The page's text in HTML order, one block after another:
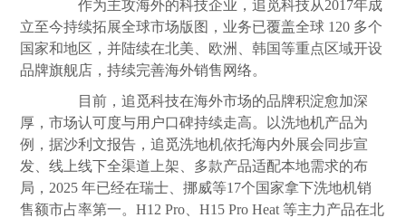
作为主攻海外的科技企业，追觅科技从2017年成
立至今持续拓展全球市场版图，业务已覆盖全球 120 多个
国家和地区，并陆续在北美、欧洲、韩国等重点区域开设
品牌旗舰店，持续完善海外销售网络。
目前，追觅科技在海外市场的品牌积淀愈加深
厚，市场认可度与用户口碑持续走高。以洗地机产品为
例，据沙利文报告，追觅洗地机依托海内外展会同步宣
发、线上线下全渠道上架、多款产品适配本地需求的布
局，2025 年已经在瑞士、挪威等17个国家拿下洗地机销
售额市占率第一。H12 Pro、H15 Pro Heat 等主力产品在北